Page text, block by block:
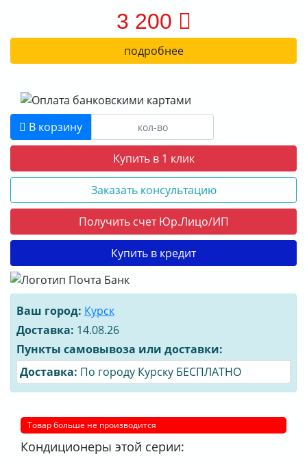
3 200
подробнее
В корзину
Купить в 1 клик
Заказать консультацию
Получить счет Юр.Лицо/ИП
Купить в кредит
Ваш город: Курск
Доставка: 14.08.26
Пункты самовывоза или доставки:
Доставка: По городу Курску БЕСПЛАТНО
Товар больше не производится
Кондиционеры этой серии: